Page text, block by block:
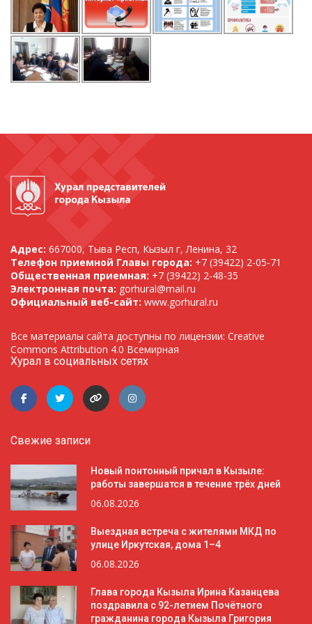
Адрес: 667000, Тыва Респ, Кызыл г, Ленина, 32
Телефон приемной Главы города: +7 (39422) 2-05-71
Общественная приемная: +7 (39422) 2-48-35
Электронная почта: gorhural@mail.ru
Официальный веб-сайт: www.gorhural.ru
Все материалы сайта доступны по лицензии: Creative
Commons Attribution 4.0 Всемирная
Хурал в социальных сетях
Свежие записи
Новый понтонный причал в Кызыле:
работы завершатся в течение трёх дней
06.08.2026
Выездная встреча с жителями МКД по
улице Иркутская, дома 1–4
06.08.2026
Глава города Кызыла Ирина Казанцева
поздравила с 92-летием Почётного
гражданина города Кызыла Григория